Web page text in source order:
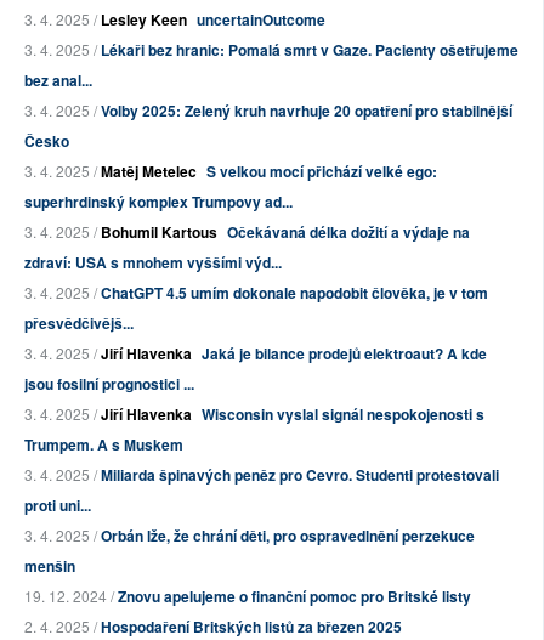
3. 4. 2025 /Lesley Keen uncertainOutcome
3. 4. 2025 /Lékaři bez hranic: Pomalá smrt v Gaze. Pacienty ošetřujeme
bez anal...
3. 4. 2025 /Volby 2025: Zelený kruh navrhuje 20 opatření pro stabilnější
Česko
3. 4. 2025 /Matěj Metelec S velkou mocí přichází velké ego:
superhrdinský komplex Trumpovy ad...
3. 4. 2025 /Bohumil Kartous Očekávaná délka dožití a výdaje na
zdraví: USA s mnohem vyššími výd...
3. 4. 2025 /ChatGPT 4.5 umím dokonale napodobit člověka, je v tom
přesvědčivějš...
3. 4. 2025 /Jiří Hlavenka Jaká je bilance prodejů elektroaut? A kde
jsou fosilní prognostici ...
3. 4. 2025 /Jiří Hlavenka Wisconsin vyslal signál nespokojenosti s
Trumpem. A s Muskem
3. 4. 2025 /Miliarda špinavých peněz pro Cevro. Studenti protestovali
proti uni...
3. 4. 2025 /Orbán lže, že chrání děti, pro ospravedlnění perzekuce
menšin
19. 12. 2024 /Znovu apelujeme o finanční pomoc pro Britské listy
2. 4. 2025 /Hospodaření Britských listů za březen 2025